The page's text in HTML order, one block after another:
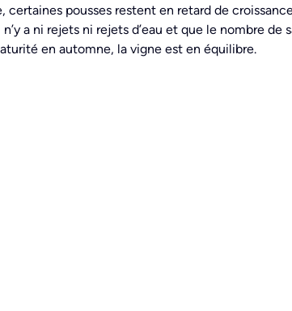
certaines pousses restent en retard de
n’y a ni rejets ni rejets d’eau et que le nombre
en automne, la vigne est en équilibre.